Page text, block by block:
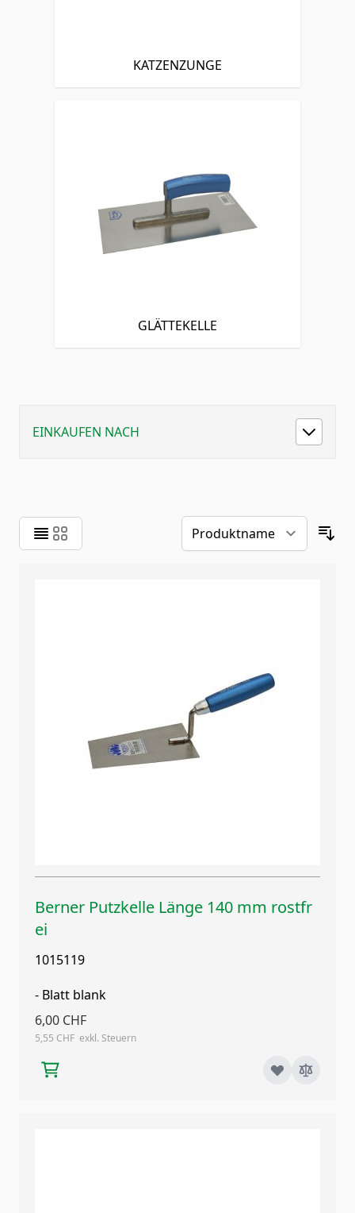
KATZENZUNGE
GLÄTTEKELLE
EINKAUFEN NACH
Berner Putzkelle Länge 140 mm rostfr
ei
1015119
- Blatt blank
6,00 CHF
5,55 CHF